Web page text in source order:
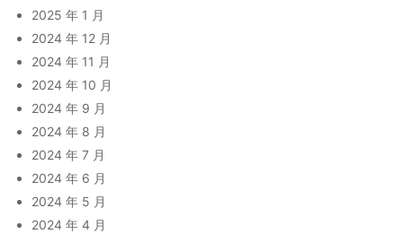
2025 年 1 月
2024 年 12 月
2024 年 11 月
2024 年 10 月
2024 年 9 月
2024 年 8 月
2024 年 7 月
2024 年 6 月
2024 年 5 月
2024 年 4 月